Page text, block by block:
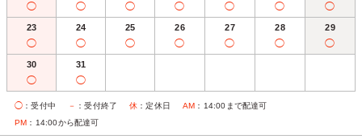
◯ ◯ ◯ ◯ ◯ ◯ ◯
23
◯
24
◯
25
◯
26
◯
27
◯
28
◯
29
◯
30
◯
31
◯
◯ ：受付中 － ：受付終了 休 ：定休日 AM ：14:00まで配達可
PM ：14:00から配達可